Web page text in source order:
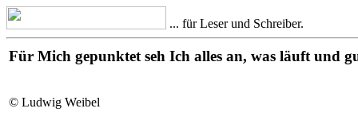
... für Leser und Schreiber.
Für Mich gepunktet seh Ich alles an, was läuft und
© Ludwig Weibel